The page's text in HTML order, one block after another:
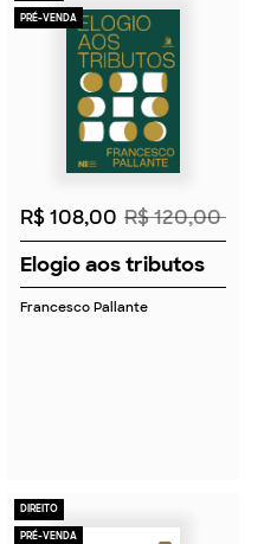
PRÉ-VENDA
2026
R$ 108,00 R$ 120,00
Elogio aos tributos
Francesco Pallante
DIREITO
PRÉ-VENDA